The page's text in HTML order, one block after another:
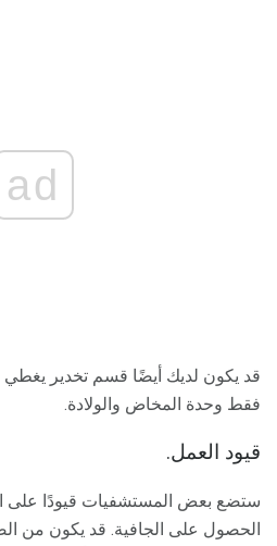
ad
قد يكون لديك أيضًا قسم تخدير
فقط وحدة المخاض والولادة.
قيود العمل.
ستضع بعض المستشفيات قيودًا على
الحصول على الجافية. قد يكون من